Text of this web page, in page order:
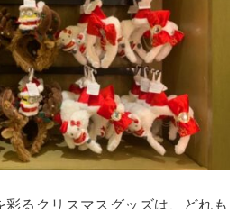
彩るクリスマスグッズは、どれも